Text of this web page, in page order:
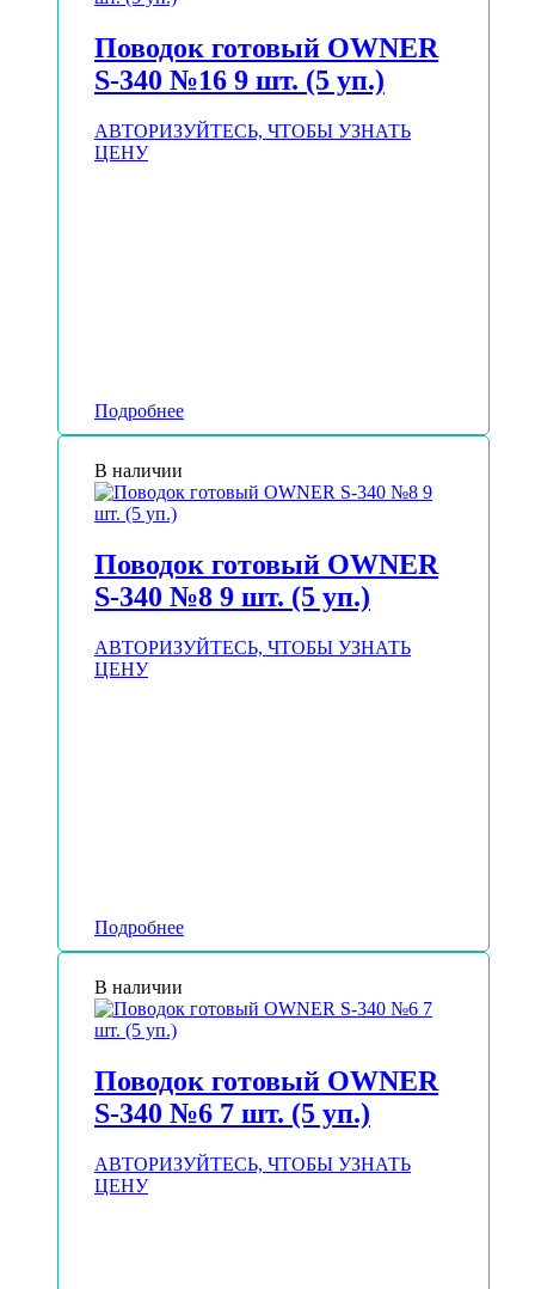
Поводок готовый OWNER
S-340 №16 9 шт. (5 уп.)
АВТОРИЗУЙТЕСЬ, ЧТОБЫ УЗНАТЬ
ЦЕНУ
Подробнее
В наличии
Поводок готовый OWNER
S-340 №8 9 шт. (5 уп.)
АВТОРИЗУЙТЕСЬ, ЧТОБЫ УЗНАТЬ
ЦЕНУ
Подробнее
В наличии
Поводок готовый OWNER
S-340 №6 7 шт. (5 уп.)
АВТОРИЗУЙТЕСЬ, ЧТОБЫ УЗНАТЬ
ЦЕНУ